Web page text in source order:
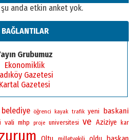
şu anda etkin anket yok.
BAĞLANTILAR
Grubumuz
Ekonomiklik
Gazetesi
Kartal Gazetesi
belediye öğrenci kayak trafik yeni baskani
vali mhp proje universitesi ve Aziziye kar